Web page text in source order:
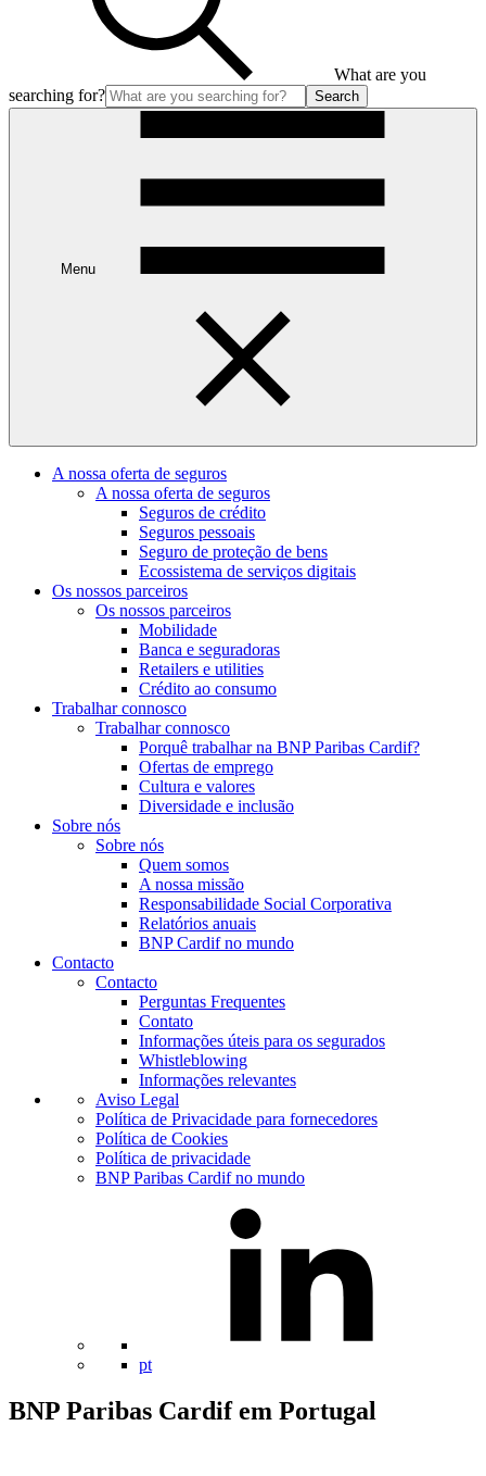
What are you
searching for?
Search
Menu
A nossa oferta de seguros
A nossa oferta de seguros
Seguros de crédito
Seguros pessoais
Seguro de proteção de bens
Ecossistema de serviços digitais
Os nossos parceiros
Os nossos parceiros
Mobilidade
Banca e seguradoras
Retailers e utilities
Crédito ao consumo
Trabalhar connosco
Trabalhar connosco
Porquê trabalhar na BNP Paribas Cardif?
Ofertas de emprego
Cultura e valores
Diversidade e inclusão
Sobre nós
Sobre nós
Quem somos
A nossa missão
Responsabilidade Social Corporativa
Relatórios anuais
BNP Cardif no mundo
Contacto
Contacto
Perguntas Frequentes
Contato
Informações úteis para os segurados
Whistleblowing
Informações relevantes
Aviso Legal
Política de Privacidade para fornecedores
Política de Cookies
Política de privacidade
BNP Paribas Cardif no mundo
pt
BNP Paribas Cardif em Portugal